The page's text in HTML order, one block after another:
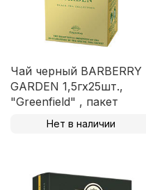
Чай черный BARBERRY
GARDEN 1,5гх25шт.,
"Greenfield" , пакет
Нет в наличии